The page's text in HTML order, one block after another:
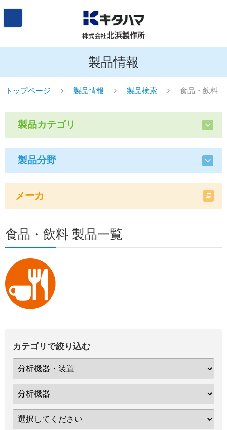
製品情報
トップページ 製品情報 製品検索 食品・飲料
製品カテゴリ
製品分野
メーカ
食品・飲料 製品一覧
カテゴリで絞り込む